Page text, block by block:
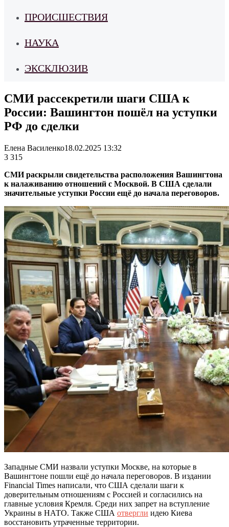
ПРОИСШЕСТВИЯ
НАУКА
ЭКСКЛЮЗИВ
СМИ рассекретили шаги США к
России: Вашингтон пошёл на уступки
РФ до сделки
Елена Василенко18.02.2025 13:32
3 315
СМИ раскрыли свидетельства расположения Вашингтона
к налаживанию отношений с Москвой. В США сделали
значительные уступки России ещё до начала переговоров.
Западные СМИ назвали уступки Москве, на которые в
Вашингтоне пошли ещё до начала переговоров. В издании
Financial Times написали, что США сделали шаги к
доверительным отношениям с Россией и согласились на
главные условия Кремля. Среди них запрет на вступление
Украины в НАТО. Также США отвергли идею Киева
восстановить утраченные территории.